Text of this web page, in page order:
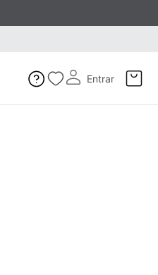
Entrar